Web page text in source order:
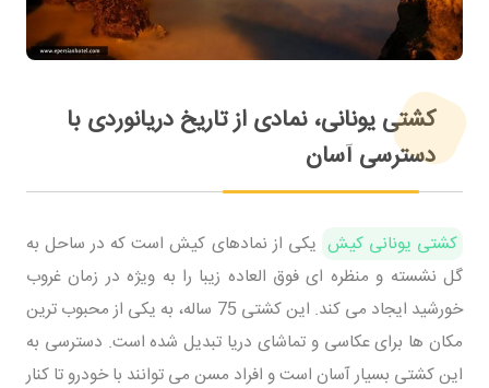
کشتی یونانی، نمادی از تاریخ دریانوردی با
دسترسی آسان
کشتی یونانی کیش یکی از نمادهای کیش است که در ساحل به
گل نشسته و منظره ای فوق العاده زیبا را به ویژه در زمان غروب
خورشید ایجاد می کند. این کشتی 75 ساله، به یکی از محبوب ترین
مکان ها برای عکاسی و تماشای دریا تبدیل شده است. دسترسی به
این کشتی بسیار آسان است و افراد مسن می توانند با خودرو تا کنار